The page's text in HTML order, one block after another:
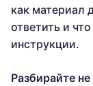
как материал
ответить и
инструкции.
Разбирайте